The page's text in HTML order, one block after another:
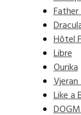
Father
Hôtel
Libre
Ourika
Like a